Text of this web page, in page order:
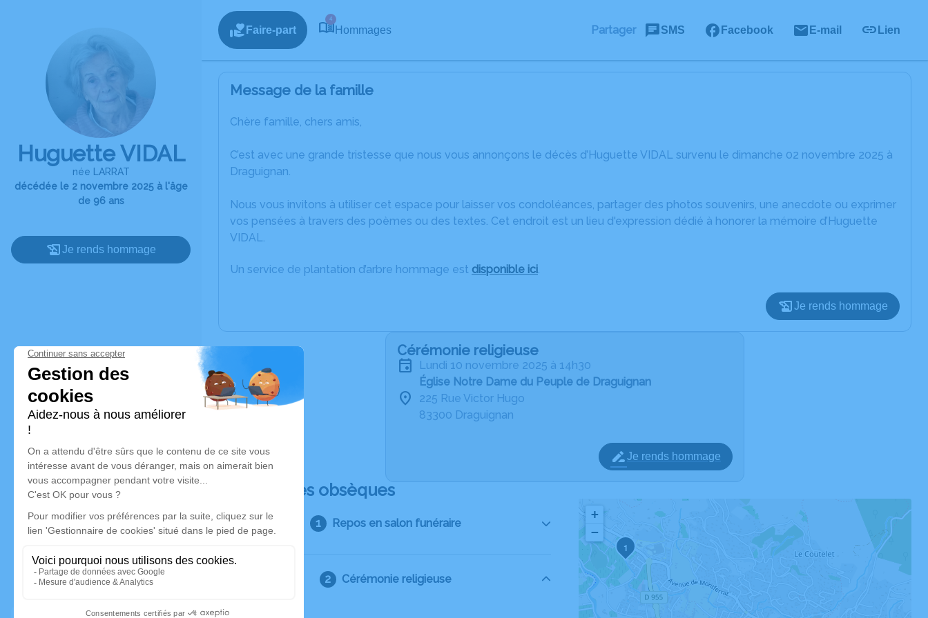
Huguette VIDAL
née LARRAT
décédée le 2 novembre 2025 à l'âge
de 96 ans
Je rends hommage
Faire-part
4
Hommages Partager SMS Facebook E-mail Lien
Message de la famille
Chère famille, chers amis,
C’est avec une grande tristesse que nous vous annonçons le décès d’Huguette VIDAL survenu le dimanche 02 novembre 2025 à
Draguignan.
Nous vous invitons à utiliser cet espace pour laisser vos condoléances, partager des photos souvenirs, une anecdote ou exprimer
vos pensées à travers des poèmes ou des textes. Cet endroit est un lieu d'expression dédié à honorer la mémoire d’Huguette
VIDAL.
Un service de plantation d’arbre hommage est disponible ici.
Je rends hommage
Cérémonie religieuse
lundi 10 novembre 2025 à 14h30
Église Notre Dame du Peuple de Draguignan
225 Rue Victor Hugo
83300 Draguignan
Je rends hommage
Déroulé des obsèques
Repos en salon funéraire
Cérémonie religieuse
1
+
−